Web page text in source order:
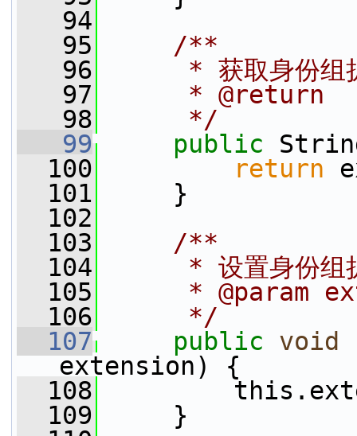
   94
   95
    /**
   96
* 获取身份组
   97
     * @return
   98
     */
   99
public
  100
return
  101
}
  102
  103
    /**
  104
* 设置身份组
  105
* @param
  106
     */
  107
public void
extension) {
  108
  109
}